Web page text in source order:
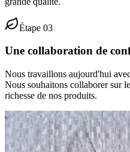
Étape 03
Une collaboration de
Nous travaillons aujourd'hui
Nous souhaitons collaborer sur
richesse de nos produits.